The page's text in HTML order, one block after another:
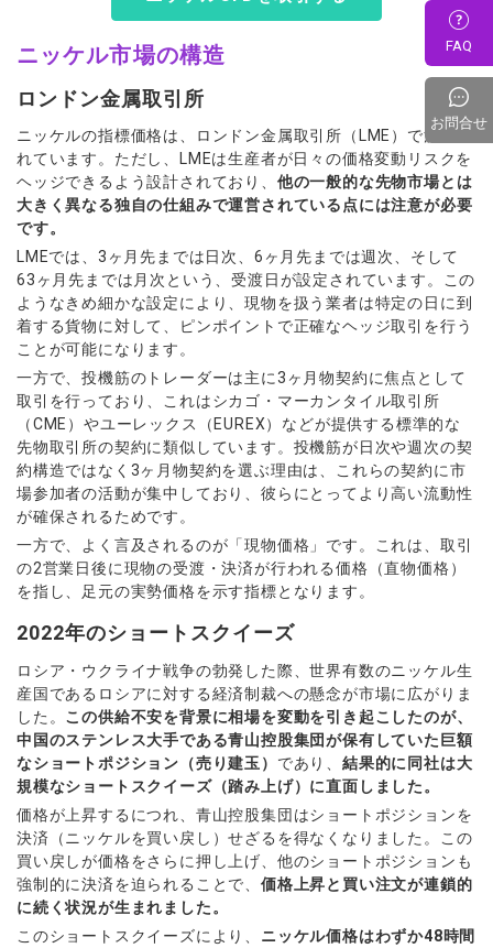
ニッケル市場の構造
ロンドン金属取引所
ニッケルの指標価格は、ロンドン金属取引所（LME）で決定さ
れています。ただし、LMEは生産者が日々の価格変動リスクを
ヘッジできるよう設計されており、 他の一般的な先物市場とは
大きく異なる独自の仕組みで運営されている点には注意が必要
です。
LMEでは、3ヶ月先までは日次、6ヶ月先までは週次、そして
63ヶ月先までは月次という、受渡日が設定されています。この
ようなきめ細かな設定により、現物を扱う業者は特定の日に到
着する貨物に対して、ピンポイントで正確なヘッジ取引を行う
ことが可能になります。
一方で、投機筋のトレーダーは主に3ヶ月物契約に焦点として
取引を行っており、これはシカゴ・マーカンタイル取引所
（CME）やユーレックス（EUREX）などが提供する標準的な
先物取引所の契約に類似しています。投機筋が日次や週次の契
約構造ではなく3ヶ月物契約を選ぶ理由は、これらの契約に市
場参加者の活動が集中しており、彼らにとってより高い流動性
が確保されるためです。
一方で、よく言及されるのが「現物価格」です。これは、取引
の2営業日後に現物の受渡・決済が行われる価格（直物価格）
を指し、足元の実勢価格を示す指標となります。
2022年のショートスクイーズ
ロシア・ウクライナ戦争の勃発した際、世界有数のニッケル生
産国であるロシアに対する経済制裁への懸念が市場に広がりま
した。 この供給不安を背景に相場を変動を引き起こしたのが、
中国のステンレス大手である青山控股集団が保有していた巨額
なショートポジション（売り建玉） であり、結果的に同社は大
規模なショートスクイーズ（踏み上げ）に直面しました。
価格が上昇するにつれ、青山控股集団はショートポジションを
決済（ニッケルを買い戻し）せざるを得なくなりました。この
買い戻しが価格をさらに押し上げ、他のショートポジションも
強制的に決済を迫られることで、 価格上昇と買い注文が連鎖的
に続く状況が生まれました。
このショートスクイーズにより、 ニッケル価格はわずか48時間
FAQ
お問合せ